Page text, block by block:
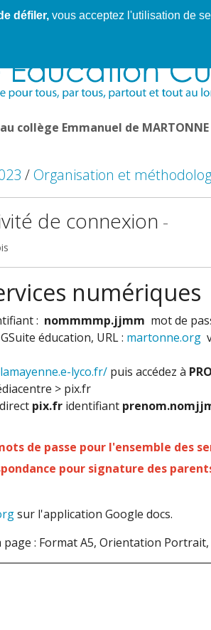
Cahier de texte Websphère
collège Emmanuel de
/ Organisation et
de connexion -
numériques
: nommmmp.jjmm mot de
éducation, URL : martonne.org
lyco.fr/ puis accédez à
> pix.fr
pix.fr identifiant
de passe pour l'ensemble des
pour signature des
sur l'application Google docs.
: Format A5, Orientation
défiler,vous acceptez l'utilisation de